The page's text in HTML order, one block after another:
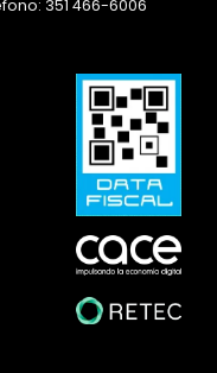
351 466-6006